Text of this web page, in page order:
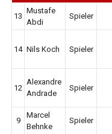
13
Mustafe
Abdi
Spieler
14 Nils Koch Spieler
12
Alexandre
Andrade
Spieler
9
Marcel
Behnke
Spieler